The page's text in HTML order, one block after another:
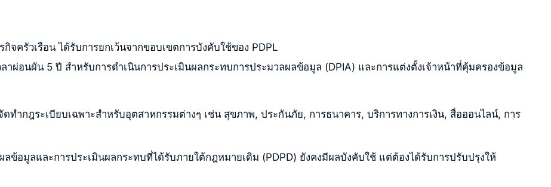
ครัวเรือน ได้รับการยกเว้นจากขอบเขตการบังคับใช้ของ PDPL
าผ่อนผัน 5 ปี สำหรับการดำเนินการประเมินผลกระทบการประมวลผลข้อมูล (DPIA) และการแต่งตั้งเจ้าหน้าที่คุ้มครองข้อมูล
ดทำกฎระเบียบเฉพาะสำหรับอุตสาหกรรมต่างๆ เช่น สุขภาพ, ประกันภัย, การธนาคาร, บริการทางการเงิน, สื่อออนไลน์, การ
ลข้อมูลและการประเมินผลกระทบที่ได้รับภายใต้กฎหมายเดิม (PDPD) ยังคงมีผลบังคับใช้ แต่ต้องได้รับการปรับปรุงให้